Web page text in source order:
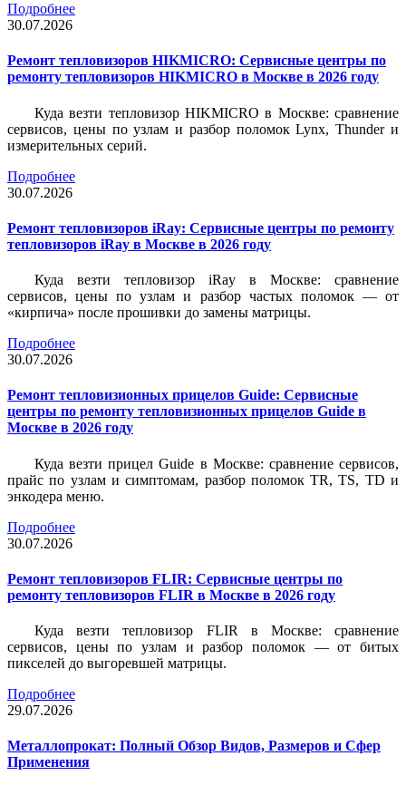
Подробнее
30.07.2026
Ремонт тепловизоров HIKMICRO: Сервисные центры по
ремонту тепловизоров HIKMICRO в Москве в 2026 году
Куда везти тепловизор HIKMICRO в Москве: сравнение
сервисов, цены по узлам и разбор поломок Lynx, Thunder и
измерительных серий.
Подробнее
30.07.2026
Ремонт тепловизоров iRay: Сервисные центры по ремонту
тепловизоров iRay в Москве в 2026 году
Куда везти тепловизор iRay в Москве: сравнение
сервисов, цены по узлам и разбор частых поломок — от
«кирпича» после прошивки до замены матрицы.
Подробнее
30.07.2026
Ремонт тепловизионных прицелов Guide: Сервисные
центры по ремонту тепловизионных прицелов Guide в
Москве в 2026 году
Куда везти прицел Guide в Москве: сравнение сервисов,
прайс по узлам и симптомам, разбор поломок TR, TS, TD и
энкодера меню.
Подробнее
30.07.2026
Ремонт тепловизоров FLIR: Сервисные центры по
ремонту тепловизоров FLIR в Москве в 2026 году
Куда везти тепловизор FLIR в Москве: сравнение
сервисов, цены по узлам и разбор поломок — от битых
пикселей до выгоревшей матрицы.
Подробнее
29.07.2026
Металлопрокат: Полный Обзор Видов, Размеров и Сфер
Применения